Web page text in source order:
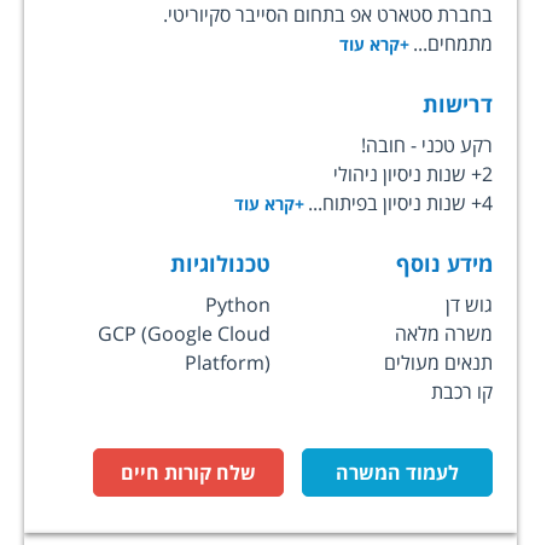
בחברת סטארט אפ בתחום הסייבר סקיוריטי.
מתמחים... +קרא עוד
דרישות
רקע טכני - חובה!
2+ שנות ניסיון ניהולי
4+ שנות ניסיון בפיתוח...
+קרא עוד
מידע נוסף
גוש דן
משרה מלאה
תנאים מעולים
קו רכבת
טכנולוגיות
Python
GCP (Google Cloud
Platform)
לעמוד המשרה שלח קורות חיים